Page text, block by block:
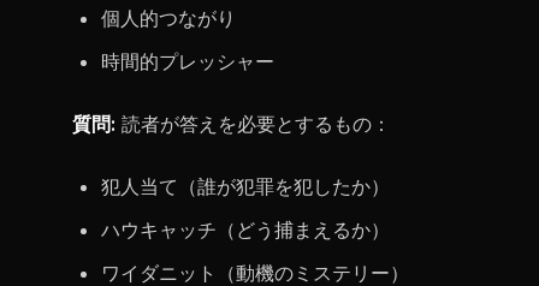
個人的つながり
時間的プレッシャー
質問: 読者が答えを必要とするもの：
犯人当て（誰が犯罪を犯したか）
ハウキャッチ（どう捕まえるか）
ワイダニット（動機のミステリー）